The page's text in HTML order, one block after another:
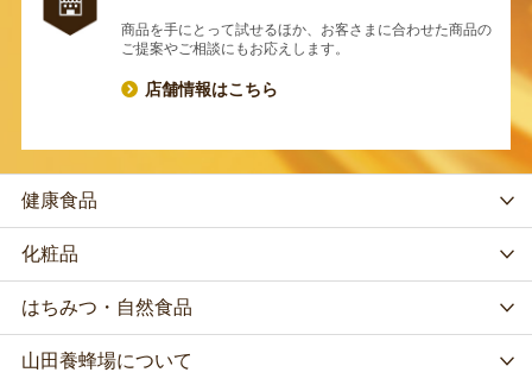
商品を手にとって試せるほか、お客さまに合わせた商品の
ご提案やご相談にもお応えします。
店舗情報はこちら
健康食品
化粧品
はちみつ・自然食品
山田養蜂場について